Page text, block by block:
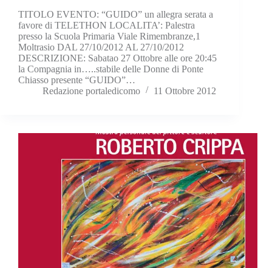
TITOLO EVENTO: “GUIDO” un allegra serata a
favore di TELETHON LOCALITA’: Palestra
presso la Scuola Primaria Viale Rimembranze,1
Moltrasio DAL 27/10/2012 AL 27/10/2012
DESCRIZIONE: Sabatao 27 Ottobre alle ore 20:45
la Compagnia in…..stabile delle Donne di Ponte
Chiasso presente “GUIDO”…
Redazione portaledicomo
11 Ottobre 2012